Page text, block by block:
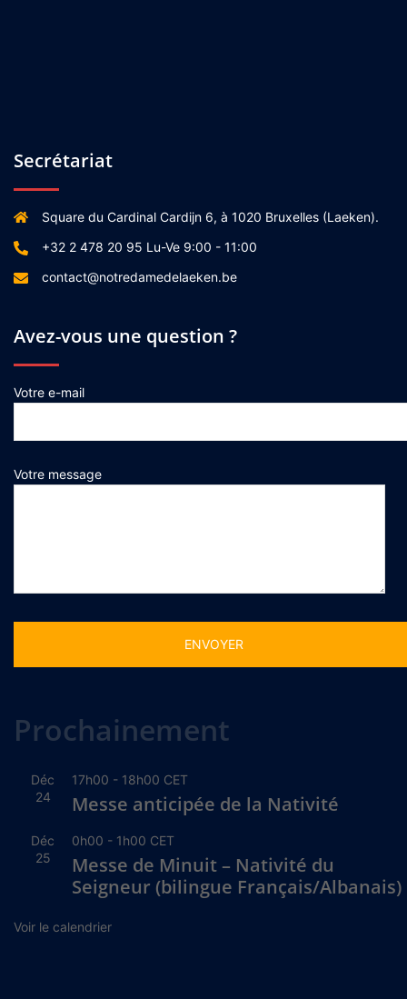
Secrétariat
Square du Cardinal Cardijn 6, à 1020 Bruxelles (Laeken).
+32 2 478 20 95 Lu-Ve 9:00 - 11:00
contact@notredamedelaeken.be
Avez-vous une question ?
Votre e-mail
Votre message
Prochainement
Déc
24
17h00 - 18h00 CET
Messe anticipée de la Nativité
Déc
25
0h00 - 1h00 CET
Messe de Minuit – Nativité du
Seigneur (bilingue Français/Albanais)
Voir le calendrier